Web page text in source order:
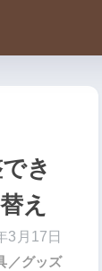
き
え
3月17日
／グッズ